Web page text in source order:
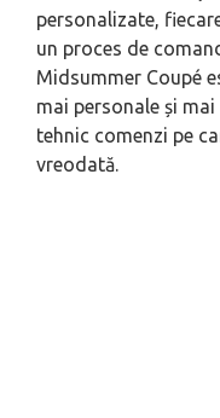
personalizate,
un proces de
Midsummer Coupé
mai personale și
tehnic comenzi pe
vreodată.